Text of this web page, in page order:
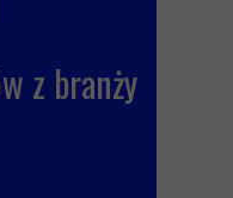
z branży